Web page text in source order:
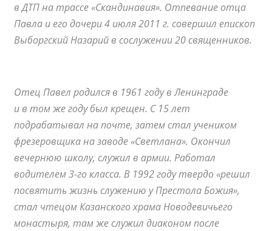
в ДТП на трассе «Скандинавия». Отпевание отца
Павла и его дочери 4 июля 2011 г. совершил епископ
Выборгский Назарий в сослужении 20 священников.
Отец Павел родился в 1961 году в Ленинграде
и в том же году был крещен. С 15 лет
подрабатывал на почте, затем стал учеником
фрезеровщика на заводе «Светлана». Окончил
вечернюю школу, служил в армии. Работал
водителем 3-го класса. В 1992 году твердо «решил
посвятить жизнь служению у Престола Божия»,
стал чтецом Казанского храма Новодевичьего
монастыря, там же служил диаконом после